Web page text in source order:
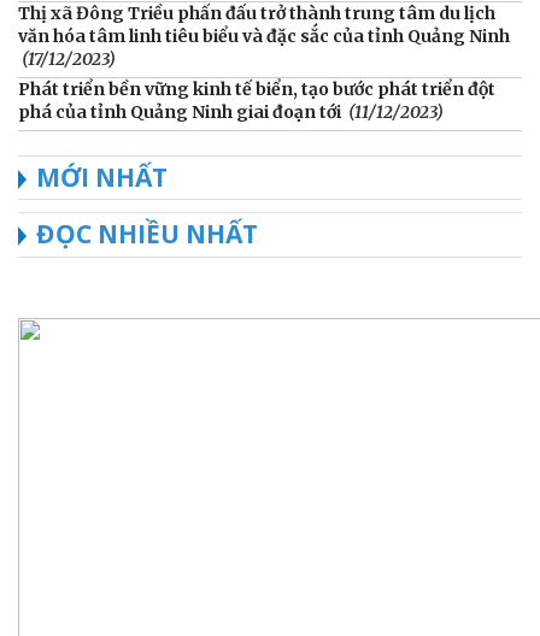
Thị xã Đông Triều phấn đấu trở thành trung tâm du lịch
văn hóa tâm linh tiêu biểu và đặc sắc của tỉnh Quảng Ninh
(17/12/2023)
Phát triển bền vững kinh tế biển, tạo bước phát triển đột
phá của tỉnh Quảng Ninh giai đoạn tới (11/12/2023)
MỚI NHẤT
ĐỌC NHIỀU NHẤT